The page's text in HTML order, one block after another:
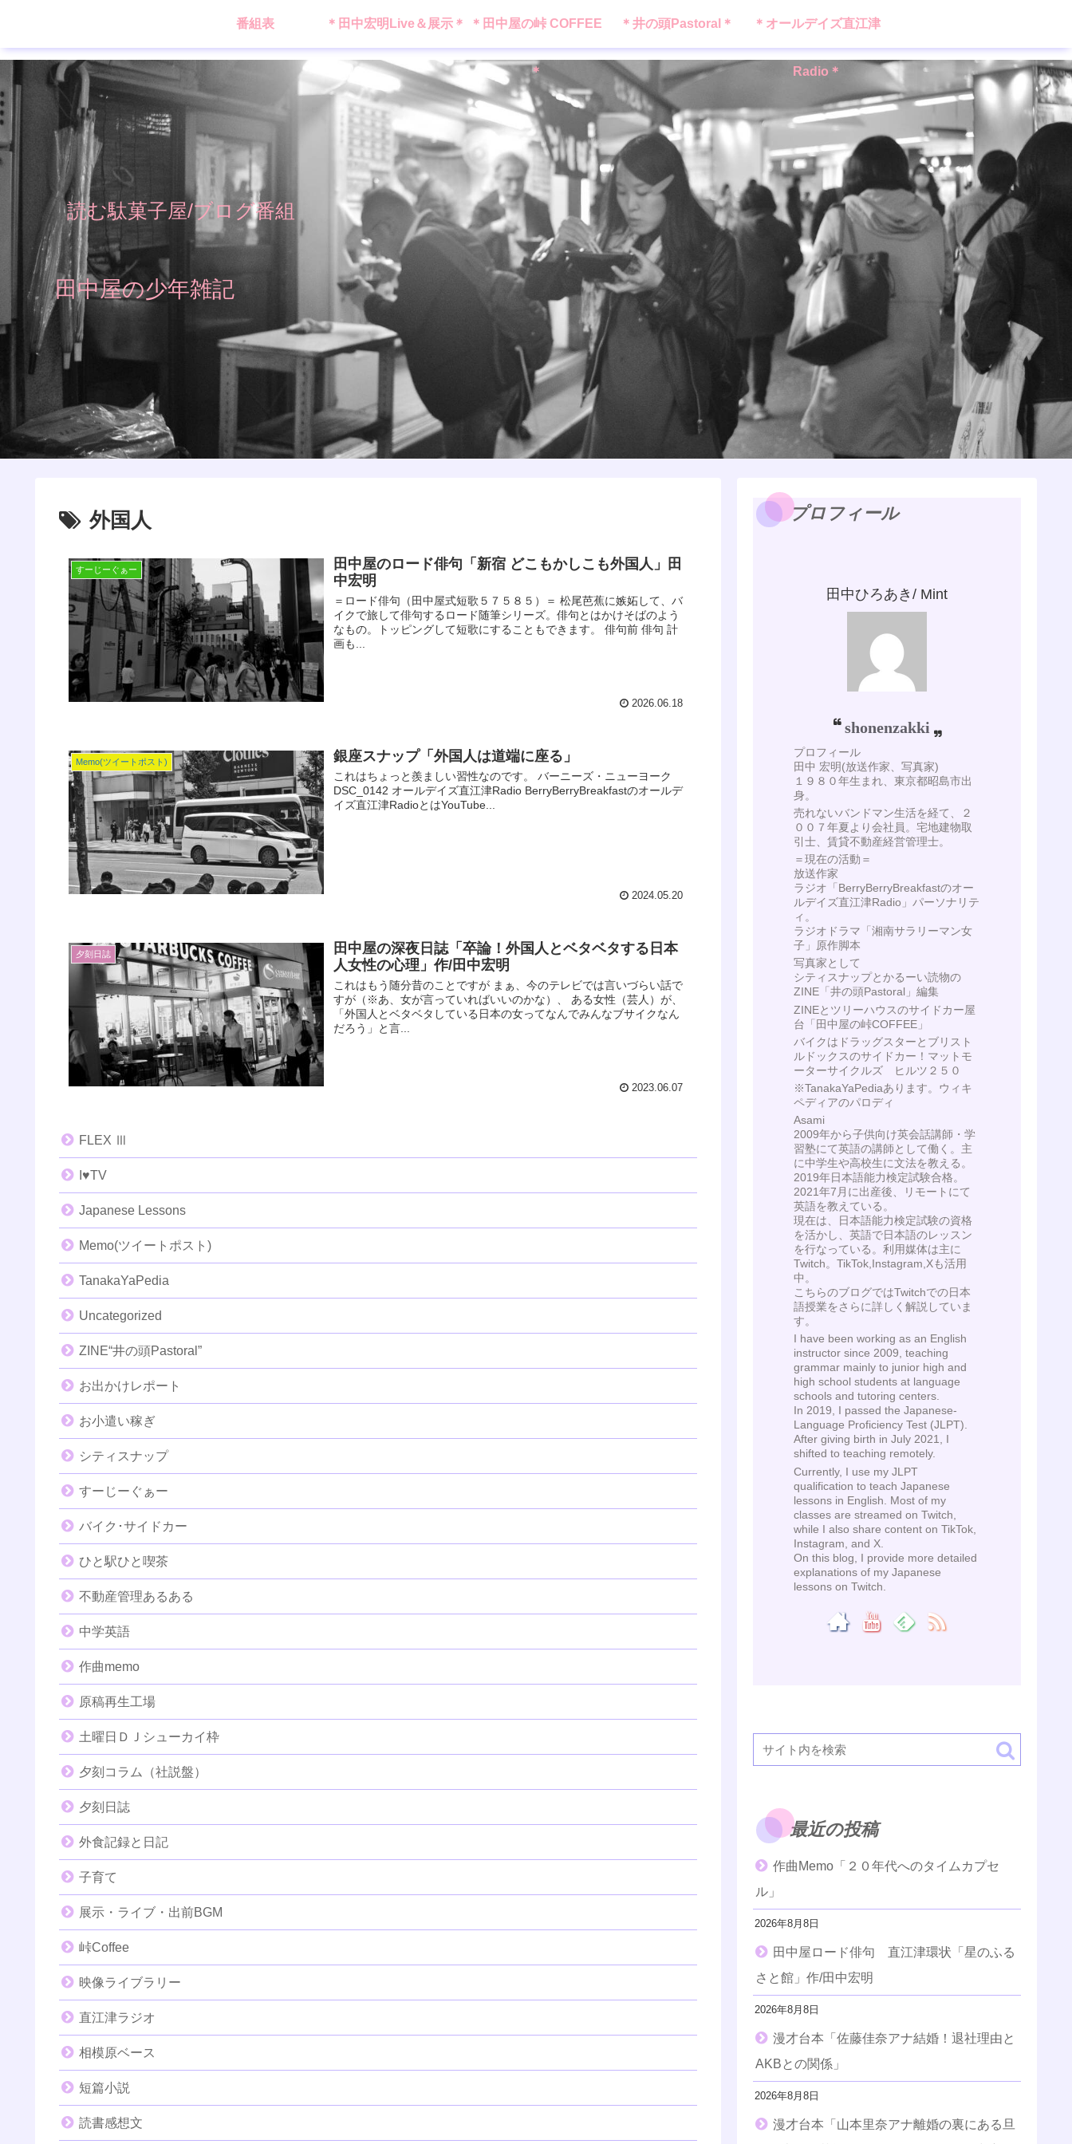
読む駄菓子屋/ブログ番組
田中屋の少年雑記
番組表 ＊田中宏明Live＆展示＊ ＊田中屋の峠 COFFEE
＊
＊井の頭Pastoral＊ ＊オールデイズ直江津
Radio＊
外国人
すーじーぐぁー
田中屋のロード俳句「新宿 どこもかしこも外国人」田
中宏明
＝ロード俳句（田中屋式短歌５７５８５）＝ 松尾芭蕉に嫉妬して、バ
イクで旅して俳句するロード随筆シリーズ。俳句とはかけそばのよう
なもの。トッピングして短歌にすることもできます。 俳句前 俳句 計
画も...
2026.06.18
Memo(ツイートポスト) 銀座スナップ「外国人は道端に座る」
これはちょっと羨ましい習性なのです。 バーニーズ・ニューヨーク
DSC_0142 オールデイズ直江津Radio BerryBerryBreakfastのオールデ
イズ直江津RadioとはYouTube...
2024.05.20
夕刻日誌
田中屋の深夜日誌「卒論！外国人とベタベタする日本
人女性の心理」作/田中宏明
これはもう随分昔のことですが まぁ、今のテレビでは言いづらい話で
すが（※あ、女が言っていればいいのかな）、 ある女性（芸人）が、
「外国人とベタベタしている日本の女ってなんでみんなブサイクなん
だろう」と言...
2023.06.07
FLEX Ⅲ
I♥️TV
Japanese Lessons
Memo(ツイートポスト)
TanakaYaPedia
Uncategorized
ZINE“井の頭Pastoral”
お出かけレポート
お小遣い稼ぎ
シティスナップ
すーじーぐぁー
バイク･サイドカー
ひと駅ひと喫茶
不動産管理あるある
中学英語
作曲memo
原稿再生工場
土曜日ＤＪシューカイ枠
夕刻コラム（社説盤）
夕刻日誌
外食記録と日記
子育て
展示・ライブ・出前BGM
峠Coffee
映像ライブラリー
直江津ラジオ
相模原ベース
短篇小説
読書感想文
プロフィール
田中ひろあき/ Mint
shonenzakki
プロフィール
田中 宏明(放送作家、写真家)
１９８０年生まれ、東京都昭島市出
身。
売れないバンドマン生活を経て、２
００７年夏より会社員。宅地建物取
引士、賃貸不動産経営管理士。
＝現在の活動＝
放送作家
ラジオ「BerryBerryBreakfastのオー
ルデイズ直江津Radio」パーソナリテ
ィ。
ラジオドラマ「湘南サラリーマン女
子」原作脚本
写真家として
シティスナップとかるーい読物の
ZINE「井の頭Pastoral」編集
ZINEとツリーハウスのサイドカー屋
台「田中屋の峠COFFEE」
バイクはドラッグスターとブリスト
ルドックスのサイドカー！マットモ
ーターサイクルズ ヒルツ２５０
※TanakaYaPediaあります。ウィキ
ペディアのパロディ
Asami
2009年から子供向け英会話講師・学
習塾にて英語の講師として働く。主
に中学生や高校生に文法を教える。
2019年日本語能力検定試験合格。
2021年7月に出産後、リモートにて
英語を教えている。
現在は、日本語能力検定試験の資格
を活かし、英語で日本語のレッスン
を行なっている。利用媒体は主に
Twitch。TikTok,Instagram,Xも活用
中。
こちらのブログではTwitchでの日本
語授業をさらに詳しく解説していま
す。
I have been working as an English
instructor since 2009, teaching
grammar mainly to junior high and
high school students at language
schools and tutoring centers.
In 2019, I passed the Japanese-
Language Proficiency Test (JLPT).
After giving birth in July 2021, I
shifted to teaching remotely.
Currently, I use my JLPT
qualification to teach Japanese
lessons in English. Most of my
classes are streamed on Twitch,
while I also share content on TikTok,
Instagram, and X.
On this blog, I provide more detailed
explanations of my Japanese
lessons on Twitch.
最近の投稿
作曲Memo「２０年代へのタイムカプセ
ル」
2026年8月8日
田中屋ロード俳句 直江津環状「星のふる
さと館」作/田中宏明
2026年8月8日
漫才台本「佐藤佳奈アナ結婚！退社理由と
AKBとの関係」
2026年8月8日
漫才台本「山本里奈アナ離婚の裏にある旦